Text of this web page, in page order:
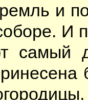
и
И
са­мый